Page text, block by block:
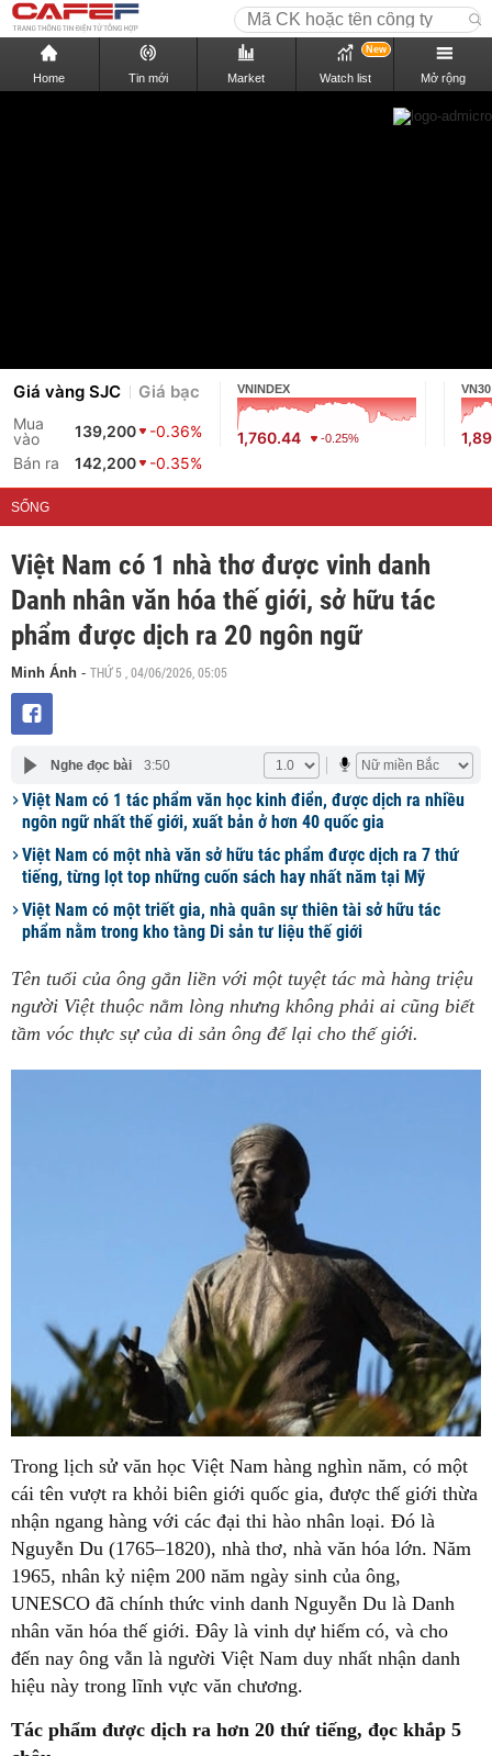
Home Tin mới Market Watch list
New
Mở rộng
Giá vàng SJC Giá bạc
Mua
vào
139,200
-0.36%
Bán ra
142,200 -0.35%
VNINDEX
1,760.44 -0.25%
VN30
SỐNG
Việt Nam có 1 nhà thơ được vinh danh
Danh nhân văn hóa thế giới, sở hữu tác
phẩm được dịch ra 20 ngôn ngữ
Minh Ánh - THỨ 5 , 04/06/2026, 05:05
Nghe đọc bài 3:50
Việt Nam có 1 tác phẩm văn học kinh điển, được dịch ra nhiều
ngôn ngữ nhất thế giới, xuất bản ở hơn 40 quốc gia
Việt Nam có một nhà văn sở hữu tác phẩm được dịch ra 7 thứ
tiếng, từng lọt top những cuốn sách hay nhất năm tại Mỹ
Việt Nam có một triết gia, nhà quân sự thiên tài sở hữu tác
phẩm nằm trong kho tàng Di sản tư liệu thế giới
Tên tuổi của ông gắn liền với một tuyệt tác mà hàng triệu
người Việt thuộc nằm lòng nhưng không phải ai cũng biết
tầm vóc thực sự của di sản ông để lại cho thế giới.
Trong lịch sử văn học Việt Nam hàng nghìn năm, có một
cái tên vượt ra khỏi biên giới quốc gia, được thế giới thừa
nhận ngang hàng với các đại thi hào nhân loại. Đó là
Nguyễn Du (1765–1820), nhà thơ, nhà văn hóa lớn. Năm
1965, nhân kỷ niệm 200 năm ngày sinh của ông,
UNESCO đã chính thức vinh danh Nguyễn Du là Danh
nhân văn hóa thế giới. Đây là vinh dự hiếm có, và cho
đến nay ông vẫn là người Việt Nam duy nhất nhận danh
hiệu này trong lĩnh vực văn chương.
Tác phẩm được dịch ra hơn 20 thứ tiếng, đọc khắp 5